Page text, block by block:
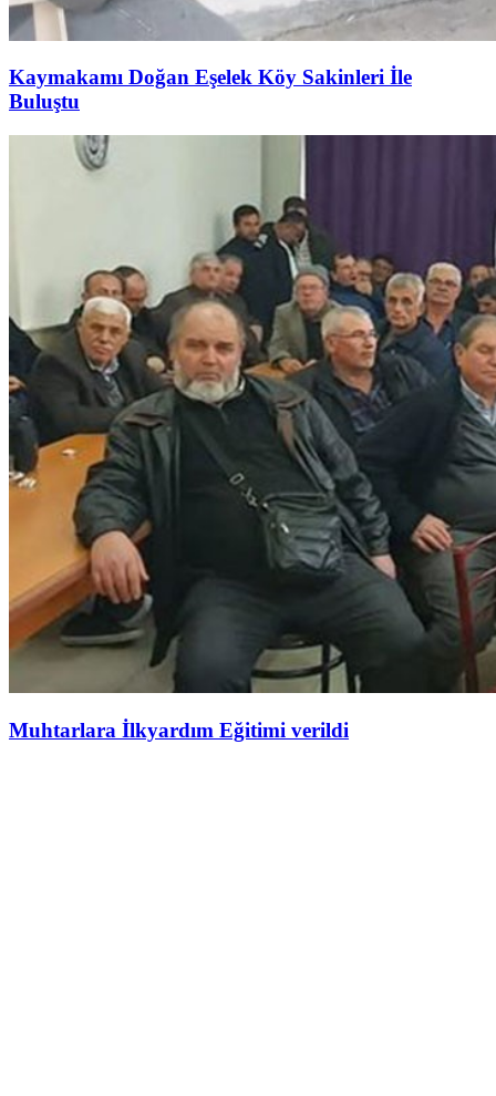
Kaymakamı Doğan Eşelek Köy Sakinleri İle
Buluştu
Muhtarlara İlkyardım Eğitimi verildi